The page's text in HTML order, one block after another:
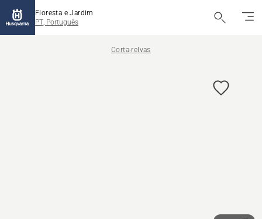
Floresta e Jardim
PT, Português
Corta-relvas